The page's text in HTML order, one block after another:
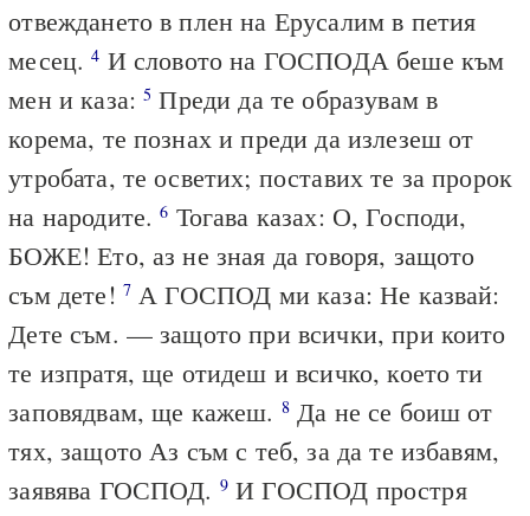
отвеждането в плен на Ерусалим в петия
месец.4 И словото на ГОСПОДА беше към
мен и каза:5 Преди да те образувам в
корема, те познах и преди да излезеш от
утробата, те осветих; поставих те за пророк
на народите.6 Тогава казах: О, Господи,
БОЖЕ! Ето, аз не зная да говоря, защото
съм дете! 7 А ГОСПОД ми каза: Не казвай:
Дете съм. — защото при всички, при които
те изпратя, ще отидеш и всичко, което ти
заповядвам, ще кажеш. 8Да не се боиш от
тях, защото Аз съм с теб, за да те избавям,
заявява ГОСПОД. 9И ГОСПОД простря